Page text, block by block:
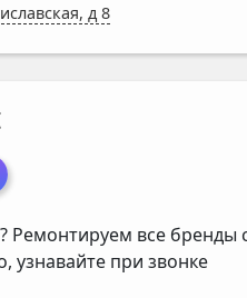
д 8
Ремонтируем все бренды
узнавайте при звонке